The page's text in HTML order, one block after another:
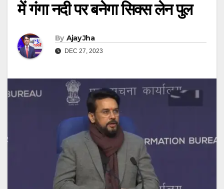
में गंगा नदी पर बनेगा सिक्स लेन पुल
By Ajay Jha
DEC 27, 2023